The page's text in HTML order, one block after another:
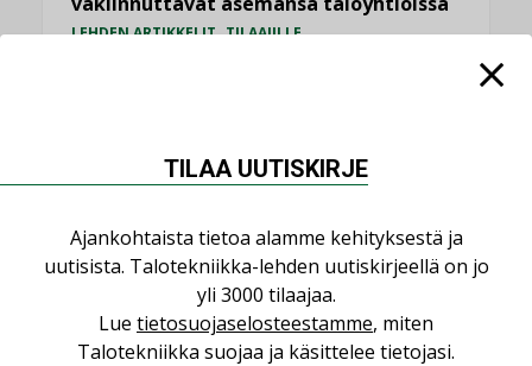
LEHDEN ARTIKKELIT,TILAAJILLE
NÄKÖKULMIA
Puheista tekoihin – uusin teknologia
käyttöön kiinteistöissä
TILAA UUTISKIRJE
Ajankohtaista tietoa alamme kehityksestä ja
uutisista. Talotekniikka-lehden uutiskirjeellä on jo
yli 3000 tilaajaa.
Lue tietosuojaselosteestamme, miten
Talotekniikka suojaa ja käsittelee tietojasi.